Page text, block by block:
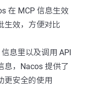
在 MCP 信息生效
生效，方便对比
信息里以及调用 API
息，Nacos 提供了
更安全的使用